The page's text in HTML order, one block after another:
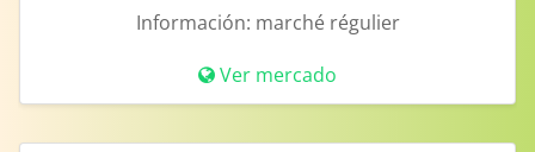
Información: marché régulier
Ver mercado